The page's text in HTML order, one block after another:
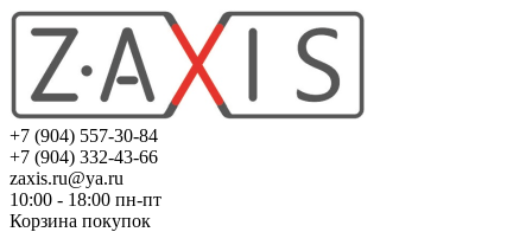
+7 (904) 557-30-84
+7 (904) 332-43-66
zaxis.ru@ya.ru
10:00 - 18:00 пн-пт
Корзина покупок